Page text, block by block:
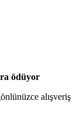
ödüyor
alışveriş